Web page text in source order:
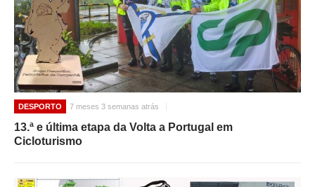
DESPORTO 7 meses 3 semanas atrás
13.ª e última etapa da Volta a Portugal em
Cicloturismo